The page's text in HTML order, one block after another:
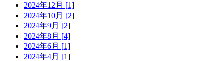
2024年12月 [1]
2024年10月 [2]
2024年9月 [2]
2024年8月 [4]
2024年6月 [1]
2024年4月 [1]